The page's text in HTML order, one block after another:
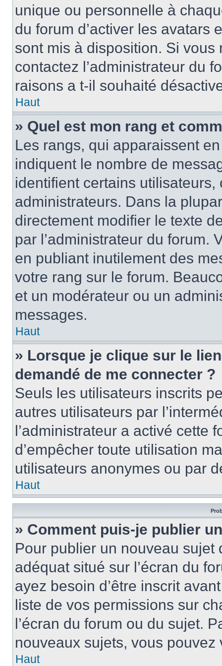
unique ou personnelle à
du forum d’activer les avatars
sont mis à disposition. Si vous
contactez l’administrateur du
raisons a t-il souhaité
Haut
» Quel est mon rang et
Les rangs, qui apparaissent
indiquent le nombre de
identifient certains
administrateurs. Dans la
directement modifier le texte
par l’administrateur du forum.
en publiant inutilement des
votre rang sur le forum.
et un modérateur ou un
messages.
Haut
» Lorsque je clique sur le
demandé de me connecter ?
Seuls les utilisateurs inscrits
autres utilisateurs par
l’administrateur a activé cette
d’empêcher toute utilisation
utilisateurs anonymes ou par
Haut
» Comment puis-je publier
Pour publier un nouveau
adéquat situé sur l’écran du
ayez besoin d’être inscrit
liste de vos permissions sur
l’écran du forum ou du sujet.
nouveaux sujets, vous
Haut